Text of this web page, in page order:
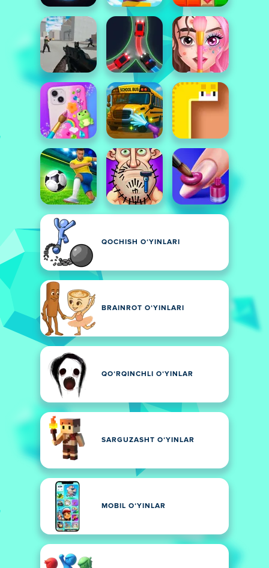
QOCHISH OʻYINLARI
BRAINROT OʻYINLARI
QOʻRQINCHLI OʻYINLAR
SARGUZASHT OʻYINLAR
MOBIL OʻYINLAR